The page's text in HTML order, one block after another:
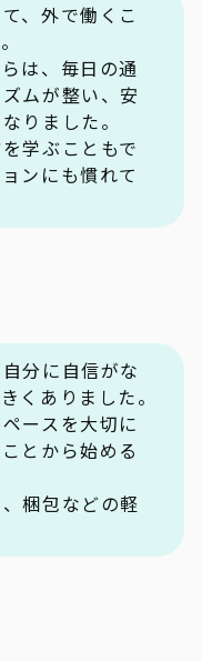
、外で働くこ
は、毎日の通
ムが整い、安
りました。
学ぶこともで
ンにも慣れて
分に自信がな
くありました。
ースを大切に
とから始める
梱包などの軽